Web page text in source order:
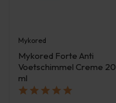
Mykored
Mykored Forte Anti
Voetschimmel Creme 20
ml